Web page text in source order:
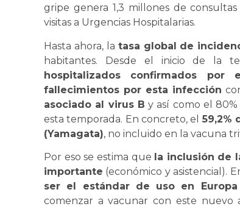
gripe genera 1,3 millones de
visitas a Urgencias Hospitalarias.
Hasta ahora, la tasa global de
habitantes. Desde el inicio de la
hospitalizados confirmados por
fallecimientos por esta infección
asociado al virus B y así como el
esta temporada. En concreto, el 59,2%
(Yamagata), no incluido en la vacuna
Por eso se estima que la inclusión de
importante (económico y asistencial).
ser el estándar de uso en
comenzar a vacunar con este nuevo